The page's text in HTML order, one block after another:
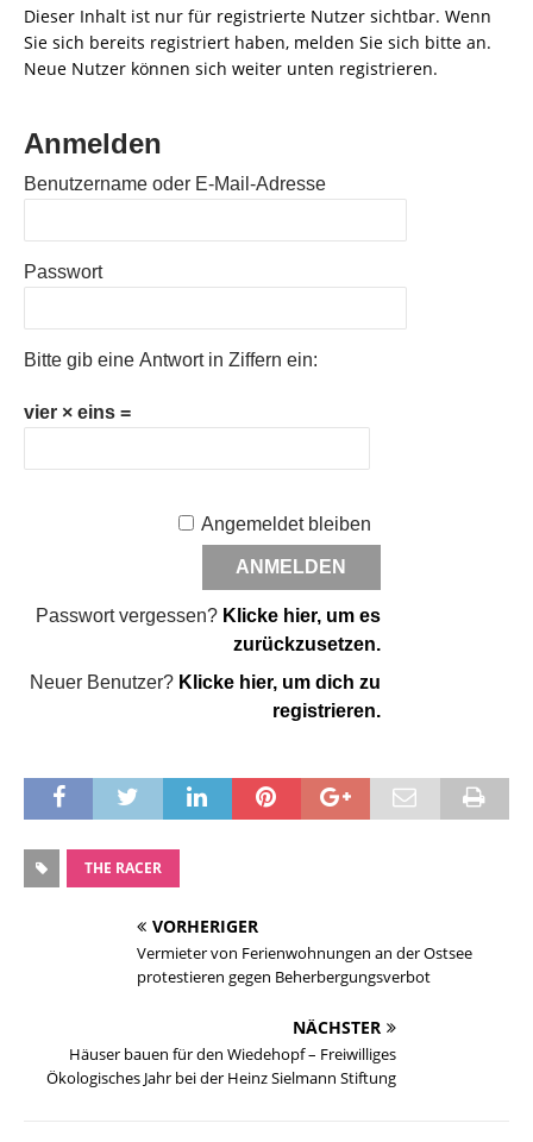
Dieser Inhalt ist nur für registrierte Nutzer sichtbar. Wenn
Sie sich bereits registriert haben, melden Sie sich bitte an.
Neue Nutzer können sich weiter unten registrieren.
Anmelden
Benutzername oder E-Mail-Adresse
Passwort
Bitte gib eine Antwort in Ziffern ein:
vier × eins =
Angemeldet bleiben
Passwort vergessen? Klicke hier, um es
zurückzusetzen.
Neuer Benutzer? Klicke hier, um dich zu
registrieren.
THE RACER
VORHERIGER
Vermieter von Ferienwohnungen an der Ostsee
protestieren gegen Beherbergungsverbot
NÄCHSTER
Häuser bauen für den Wiedehopf – Freiwilliges
Ökologisches Jahr bei der Heinz Sielmann Stiftung